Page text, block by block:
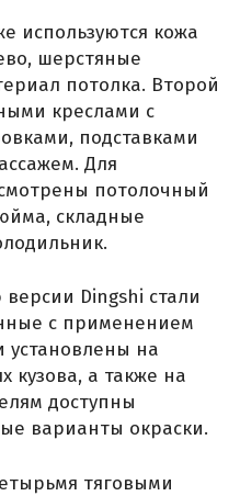
используются кожа
шерстяные
потолка. Второй
креслами с
подставками
Для
потолочный
складные
Dingshi стали
с применением
установлены на
кузова, а также на
доступны
варианты окраски.
тяговыми